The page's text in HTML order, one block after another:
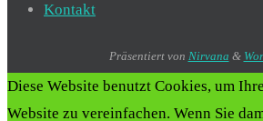
Kontakt
Präsentiert von Nirvana &
Diese Website benutzt Cookies, um
Website zu vereinfachen. Wenn Sie